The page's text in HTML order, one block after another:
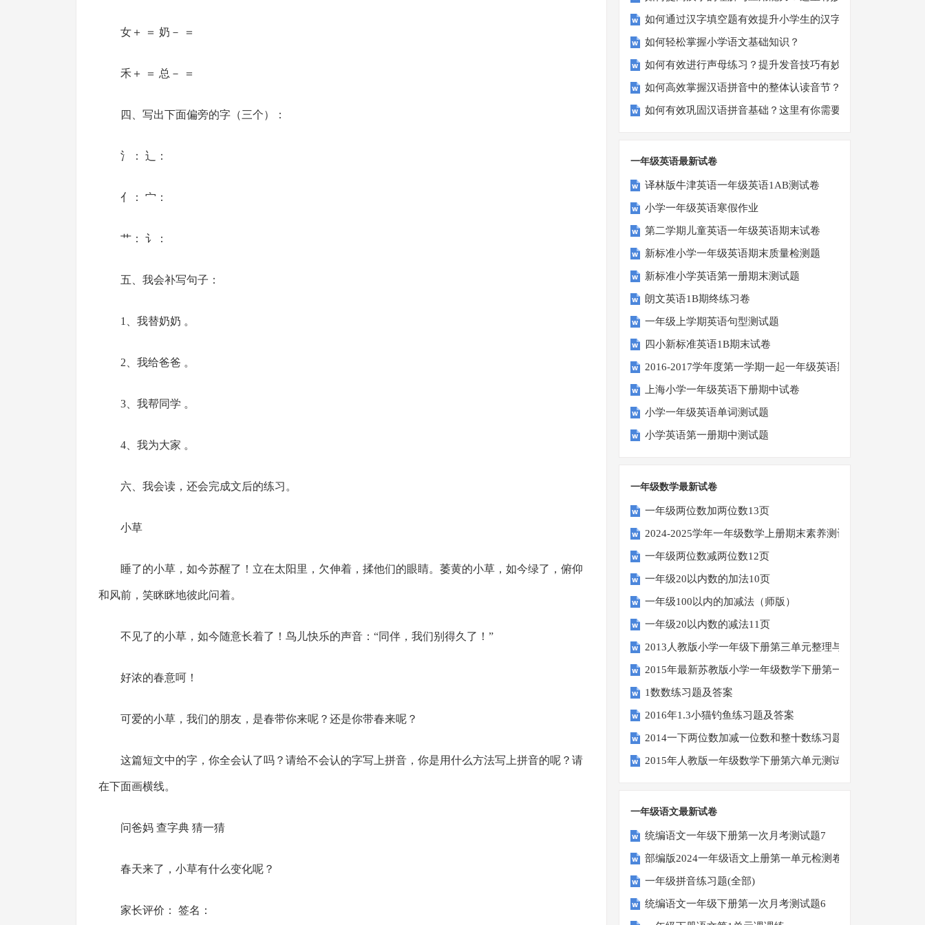
女＋ ＝ 奶－ ＝
禾＋ ＝ 总－ ＝
四、写出下面偏旁的字（三个）：
氵： 辶：
亻： 宀：
艹： 讠：
五、我会补写句子：
1、我替奶奶 。
2、我给爸爸 。
3、我帮同学 。
4、我为大家 。
六、我会读，还会完成文后的练习。
小草
睡了的小草，如今苏醒了！立在太阳里，欠伸着，揉他们的眼睛。萎黄的小草，如今绿了，俯仰
和风前，笑眯眯地彼此问着。
不见了的小草，如今随意长着了！鸟儿快乐的声音：“同伴，我们别得久了！”
好浓的春意呵！
可爱的小草，我们的朋友，是春带你来呢？还是你带春来呢？
这篇短文中的字，你全会认了吗？请给不会认的字写上拼音，你是用什么方法写上拼音的呢？请
在下面画横线。
问爸妈 查字典 猜一猜
春天来了，小草有什么变化呢？
家长评价： 签名：
如何通过汉字填空题有效提升小学生的汉字书写能力？
如何轻松掌握小学语文基础知识？
如何有效进行声母练习？提升发音技巧有妙招！
如何高效掌握汉语拼音中的整体认读音节？
如何有效巩固汉语拼音基础？这里有你需要的所有技巧！
一年级英语最新试卷
译林版牛津英语一年级英语1AB测试卷
小学一年级英语寒假作业
第二学期儿童英语一年级英语期末试卷
新标准小学一年级英语期末质量检测题
新标准小学英语第一册期末测试题
朗文英语1B期终练习卷
一年级上学期英语句型测试题
四小新标准英语1B期末试卷
2016-2017学年度第一学期一起一年级英语期中试卷
上海小学一年级英语下册期中试卷
小学一年级英语单词测试题
小学英语第一册期中测试题
一年级数学最新试卷
一年级两位数加两位数13页
2024-2025学年一年级数学上册期末素养测评卷（考试版A4
一年级两位数减两位数12页
一年级20以内数的加法10页
一年级100以内的加减法（师版）
一年级20以内数的减法11页
2013人教版小学一年级下册第三单元整理与复习（一）练习题
2015年最新苏教版小学一年级数学下册第一次月考试卷
1数数练习题及答案
2016年1.3小猫钓鱼练习题及答案
2014一下两位数加减一位数和整十数练习题四
2015年人教版一年级数学下册第六单元测试题
一年级语文最新试卷
统编语文一年级下册第一次月考测试题7
部编版2024一年级语文上册第一单元检测卷
一年级拼音练习题(全部)
统编语文一年级下册第一次月考测试题6